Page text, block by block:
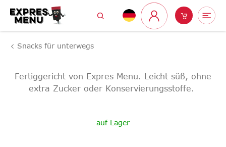
Inhalt
springen
Suchen
Login
Snacks für unterwegs
Fertiggericht von Expres Menu. Leicht süß, ohne
extra Zucker oder Konservierungsstoffe.
auf Lager